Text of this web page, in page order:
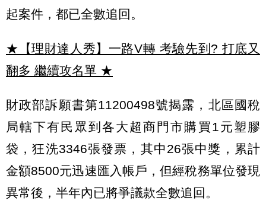
起案件，都已全數追回。
★【理財達人秀】一路V轉 考驗先到? 打底又
翻多 繼續攻名單 ★
財政部訴願書第11200498號揭露，北區國稅
局轄下有民眾到各大超商門市購買1元塑膠
袋，狂洗3346張發票，其中26張中獎，累計
金額8500元迅速匯入帳戶，但經稅務單位發現
異常後，半年內已將爭議款全數追回。